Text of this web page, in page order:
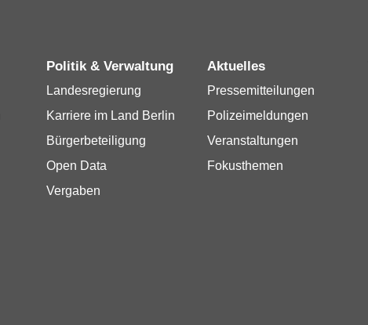
Politik & Verwaltung
Landesregierung
Karriere im Land Berlin
Bürgerbeteiligung
Open Data
Vergaben
Aktuelles
Pressemitteilungen
Polizeimeldungen
Veranstaltungen
Fokusthemen